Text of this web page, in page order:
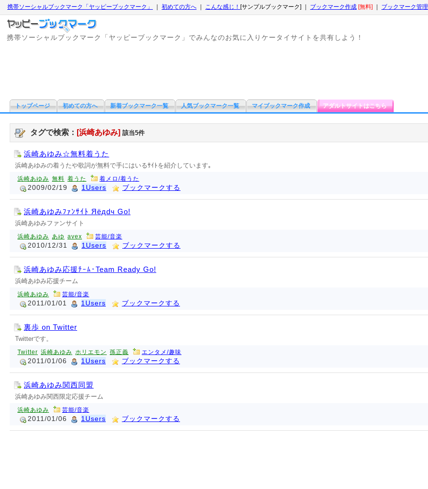
携帯ソーシャルブックマーク「ヤッピーブックマーク」 初めての方へ こんな感じ！ [サンプルブックマーク] ｜ ブックマーク作成 [無料] ブックマーク管理
携帯ソーシャルブックマーク「ヤッピーブックマーク」でみんなのお気に入りケータイサイトを共有しよう！
トップページ 初めての方へ 新着ブックマーク一覧 人気ブックマーク一覧 マイブックマーク作成 アダルトサイトはこちら
タグで検索： [浜崎あゆみ] 該当5件
浜崎あゆみ☆無料着うた
浜崎あゆみの着うたや歌詞が無料で手にはいるｻｲﾄを紹介しています｡
浜崎あゆみ 無料 着うた 着メロ/着うた
2009/02/19 1Users ブックマークする
浜崎あゆみﾌｧﾝｻｲﾄ Яёдdч Go!
浜崎あゆみファンサイト
浜崎あゆみ あゆ avex 芸能/音楽
2010/12/31 1Users ブックマークする
浜崎あゆみ応援ﾁｰﾑ･Team Ready Go!
浜崎あゆみ応援チーム
浜崎あゆみ 芸能/音楽
2011/01/01 1Users ブックマークする
裏歩 on Twitter
Twitterです。
Twitter 浜崎あゆみ ホリエモン 孫正義 エンタメ/趣味
2011/01/06 1Users ブックマークする
浜崎あゆみ関西同盟
浜崎あゆみ関西限定応援チーム
浜崎あゆみ 芸能/音楽
2011/01/06 1Users ブックマークする